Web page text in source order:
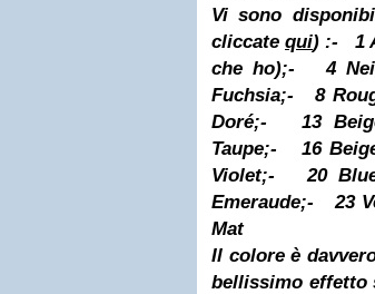
Vi sono
cliccate qui) :- 1
che ho);- 4
Fuchsia;- 8
Doré;- 13
Taupe;- 16
Violet;- 20
Emeraude;- 23
Mat
Il colore è
bellissimo effetto